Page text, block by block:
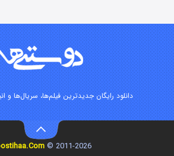
قسمت۱۵ (دوبله) منتشر
دانلود رایگان جدیدترین فیلم‌ها، سریال‌ها
2011-2026 ©